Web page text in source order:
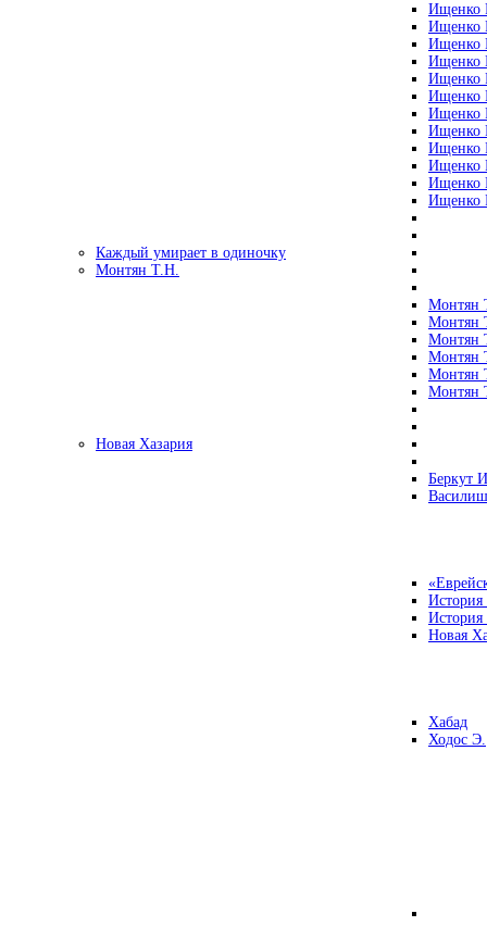
Ищенко
Ищенко
Ищенко
Ищенко
Ищенко
Ищенко
Ищенко
Ищенко
Ищенко
Ищенко
Ищенко
Ищенко
Каждый умирает в одиночку
Монтян Т.Н.
Монтян
Монтян
Монтян
Монтян
Монтян
Монтян
Новая Хазария
Беркут
Новая
Хабад
Ходос Э.